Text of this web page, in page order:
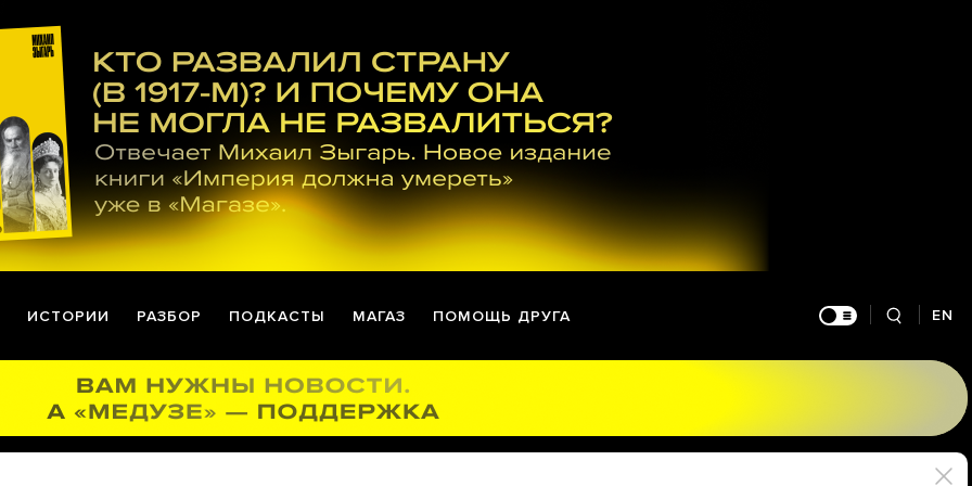
ИСТОРИИ РАЗБОР ПОДКАСТЫ МАГАЗ ПОМОЩЬ ДРУГА EN